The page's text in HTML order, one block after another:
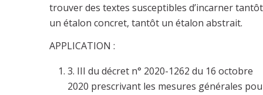
trouver des textes susceptibles d’incarner tantôt
un étalon concret, tantôt un étalon abstrait.
APPLICATION :
3. III du décret n° 2020-1262 du 16 octobre
2020 prescrivant les mesures générales